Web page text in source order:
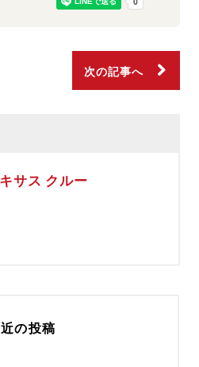
次の記事へ
サス クルー
の投稿